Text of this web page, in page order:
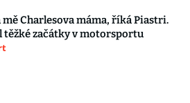
Charlesova máma, říká Piastri.
těžké začátky v motorsportu